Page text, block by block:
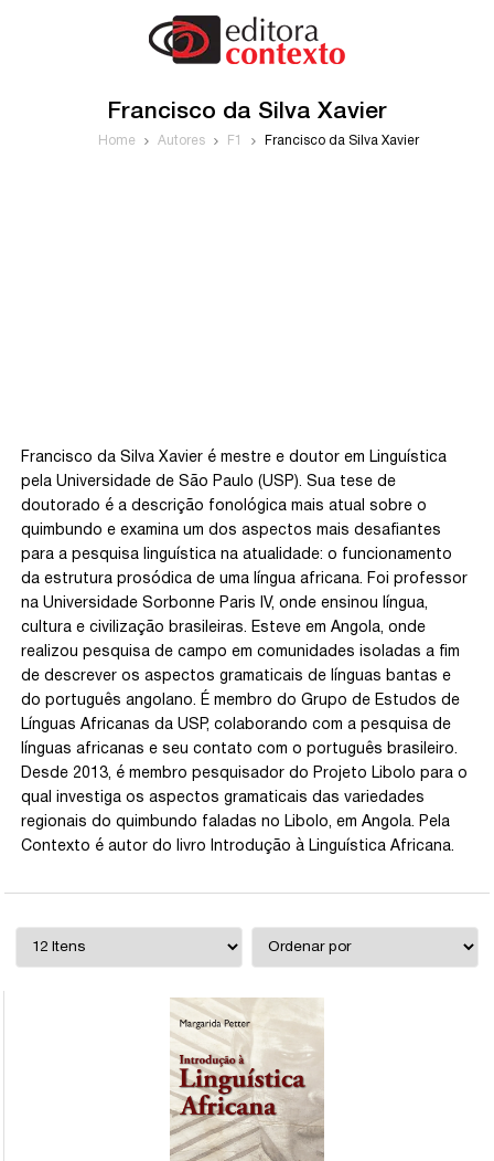
Francisco da Silva Xavier
Home Autores F1 Francisco da Silva Xavier
Francisco da Silva Xavier é mestre e doutor em Linguística
pela Universidade de São Paulo (USP). Sua tese de
doutorado é a descrição fonológica mais atual sobre o
quimbundo e examina um dos aspectos mais desafiantes
para a pesquisa linguística na atualidade: o funcionamento
da estrutura prosódica de uma língua africana. Foi professor
na Universidade Sorbonne Paris IV, onde ensinou língua,
cultura e civilização brasileiras. Esteve em Angola, onde
realizou pesquisa de campo em comunidades isoladas a fim
de descrever os aspectos gramaticais de línguas bantas e
do português angolano. É membro do Grupo de Estudos de
Línguas Africanas da USP, colaborando com a pesquisa de
línguas africanas e seu contato com o português brasileiro.
Desde 2013, é membro pesquisador do Projeto Libolo para o
qual investiga os aspectos gramaticais das variedades
regionais do quimbundo faladas no Libolo, em Angola. Pela
Contexto é autor do livro Introdução à Linguística Africana.